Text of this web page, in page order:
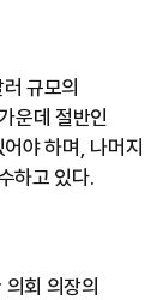
규모의
운데 절반인
야 하며, 나머지
하고 있다.
회 의장의